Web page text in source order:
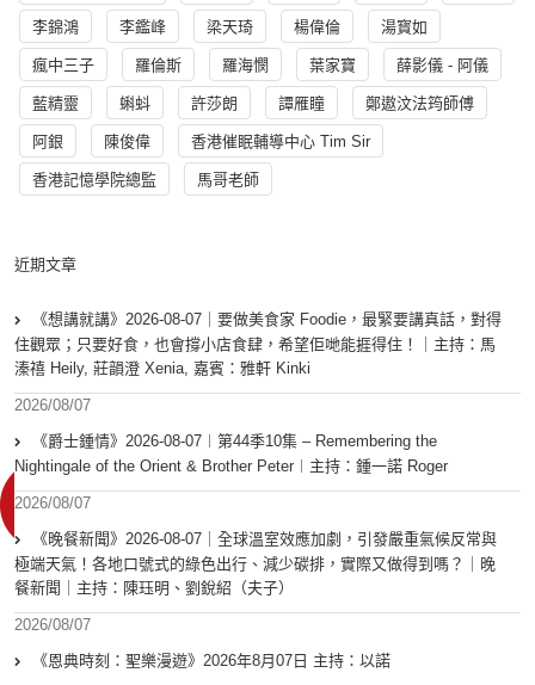
李錦鴻 李鑑峰 梁天琦 楊偉倫 湯寳如
瘋中三子 羅倫斯 羅海憫 葉家寶 薛影儀 - 阿儀
藍精靈 蝌蚪 許莎朗 譚雁瞳 鄭遨汶法筠師傅
阿銀 陳俊偉 香港催眠輔導中心 Tim Sir
香港記憶學院總監 馬哥老師
近期文章
《想講就講》2026-08-07｜要做美食家 Foodie，最緊要講真話，對得
住觀眾；只要好食，也會撐小店食肆，希望佢哋能捱得住！｜主持：馬
溱禧 Heily, 莊韻澄 Xenia, 嘉賓：雅軒 Kinki
2026/08/07
《爵士鍾情》2026-08-07︱第44季10集 – Remembering the
Nightingale of the Orient & Brother Peter︱主持：鍾一諾 Roger
2026/08/07
《晚餐新聞》2026-08-07｜全球溫室效應加劇，引發嚴重氣候反常與
極端天氣！各地口號式的綠色出行、減少碳排，實際又做得到嗎？｜晚
餐新聞｜主持：陳珏明、劉銳紹（夫子）
2026/08/07
《恩典時刻：聖樂漫遊》2026年8月07日 主持：以諾